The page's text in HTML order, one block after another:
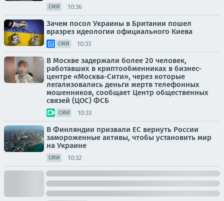
СМИ 10:36
Зачем посол Украины в Британии пошел
вразрез идеологии официального Киева
СМИ 10:33
В Москве задержали более 20 человек,
работавших в криптообменниках в бизнес-
центре «Москва-Сити», через которые
легализовались деньги жертв телефонных
мошенников, сообщает Центр общественных
связей (ЦОС) ФСБ
СМИ 10:33
В Финляндии призвали ЕС вернуть России
замороженные активы, чтобы установить мир
на Украине
СМИ 10:32